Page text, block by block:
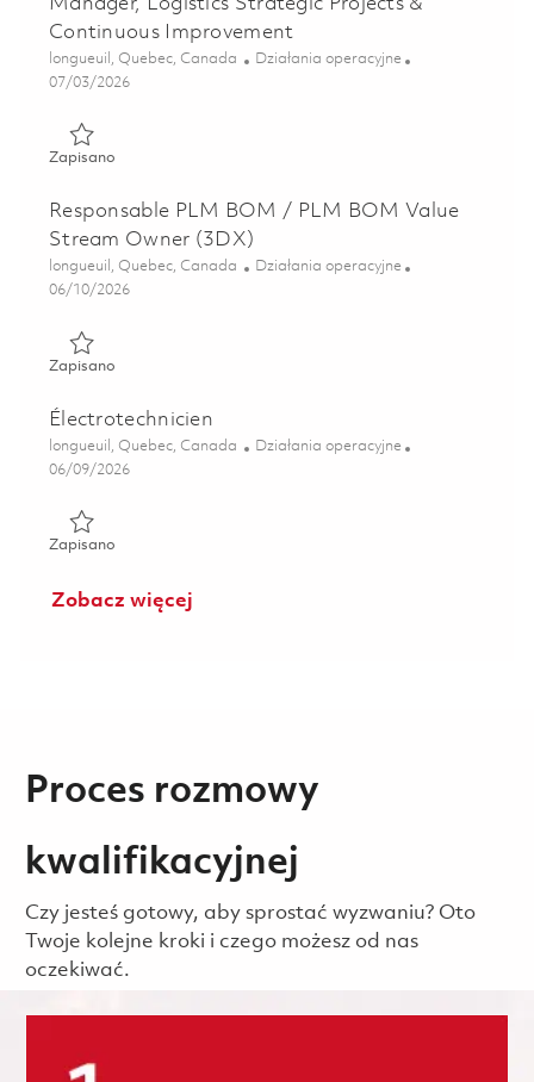
Manager, Logistics Strategic Projects &
Continuous Improvement
Lokalizacja
longueuil, Quebec, Canada Kategoria
Działania operacyjne
Posted Date
07/03/2026
ZapisanoZapisano Gestionnaire Senior, Logistique des projets
Responsable PLM BOM / PLM BOM Value
Stream Owner (3DX)
Lokalizacja
longueuil, Quebec, Canada Kategoria
Działania operacyjne
Posted Date
06/10/2026
ZapisanoZapisano Responsable PLM BOM / PLM BOM Value
Électrotechnicien
Lokalizacja
longueuil, Quebec, Canada Kategoria
Działania operacyjne
Posted Date
06/09/2026
ZapisanoZapisano Électrotechnicien 01842178
Zobacz więcej
Proces rozmowy
kwalifikacyjnej
Czy jesteś gotowy, aby sprostać wyzwaniu? Oto
Twoje kolejne kroki i czego możesz od nas
oczekiwać.